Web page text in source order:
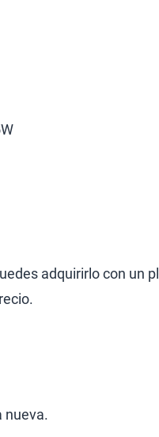
adquirirlo con un
nueva.